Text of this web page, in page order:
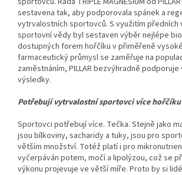
sestavena tak, aby podporovala spánek a
vytrvalostních sportovců. S využitím předních
sportovní vědy byl sestaven výběr nejlépe
dostupných forem hořčíku v přiměřeně
farmaceutický průmysl se zaměřuje na
zaměstnáním, PILLAR bezvýhradně
výsledky.
Potřebují vytrvalostní sportovci více
Sportovci potřebují více. Tečka. Stejně jako
jsou bílkoviny, sacharidy a tuky, jsou pro
větším množství. Totéž platí i pro
vyčerpáván potem, močí a lipolýzou, což se
výkonu projevuje ve větší míře. Proto by si